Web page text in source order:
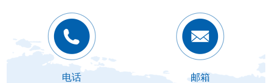
电话 邮箱